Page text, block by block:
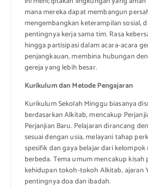
mana mereka dapat membangun
mengembangkan keterampilan sosial,
pentingnya kerja sama tim. Rasa
hingga partisipasi dalam acara-acara
penjangkauan, membina hubungan
gereja yang lebih besar.
Kurikulum dan Metode Pengajaran
Kurikulum Sekolah Minggu biasanya
berdasarkan Alkitab, mencakup
Perjanjian Baru. Pelajaran dirancang
sesuai dengan usia, melayani tahap
spesifik dan gaya belajar dari kelompok
berbeda. Tema umum mencakup kisah
kehidupan tokoh-tokoh Alkitab, ajaran
pentingnya doa dan ibadah.